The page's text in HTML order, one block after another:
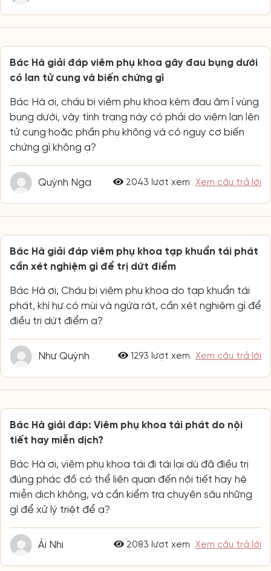
Bác Hà giải đáp viêm phụ khoa gây đau bụng dưới
có lan tử cung và biến chứng gì
Bác Hà ơi, cháu bị viêm phụ khoa kèm đau âm ỉ vùng
bụng dưới, vậy tình trạng này có phải do viêm lan lên
tử cung hoặc phần phụ không và có nguy cơ biến
chứng gì không ạ?
Quỳnh Nga 2043 lượt xem Xem câu trả lời
Bác Hà giải đáp viêm phụ khoa tạp khuẩn tái phát
cần xét nghiệm gì để trị dứt điểm
Bác Hà ơi, Cháu bị viêm phụ khoa do tạp khuẩn tái
phát, khí hư có mùi và ngứa rát, cần xét nghiệm gì để
điều trị dứt điểm ạ?
Như Quỳnh 1293 lượt xem Xem câu trả lời
Bác Hà giải đáp: Viêm phụ khoa tái phát do nội
tiết hay miễn dịch?
Bác Hà ơi, viêm phụ khoa tái đi tái lại dù đã điều trị
đúng phác đồ có thể liên quan đến nội tiết hay hệ
miễn dịch không, và cần kiểm tra chuyên sâu những
gì để xử lý triệt để ạ?
Ái Nhi 2083 lượt xem Xem câu trả lời